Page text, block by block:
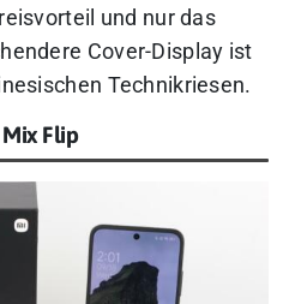
und nur das
Cover-Display ist
Technikriesen.
Flip